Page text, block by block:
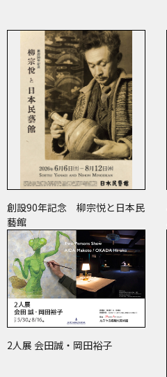
創設90年記念 柳宗悦と日本民
藝館
2人展 会田誠・岡田裕子